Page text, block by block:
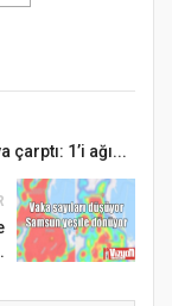
çarptı: 1’i ağı...